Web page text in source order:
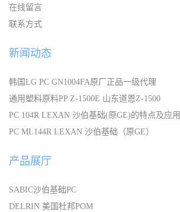
在线留言
联系方式
新闻动态
韩国LG PC GN1004FA原厂正品一级代理
通用塑料原料PP Z-1500E 山东道恩Z-1500
PC 104R LEXAN 沙伯基础(原GE)的特点及应用
PC ML144R LEXAN 沙伯基础（原GE）
产品展厅
SABIC沙伯基础PC
DELRIN 美国杜邦POM